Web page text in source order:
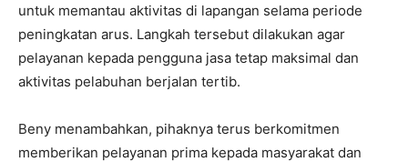
untuk memantau aktivitas di lapangan selama periode
peningkatan arus. Langkah tersebut dilakukan agar
pelayanan kepada pengguna jasa tetap maksimal dan
aktivitas pelabuhan berjalan tertib.
Beny menambahkan, pihaknya terus berkomitmen
memberikan pelayanan prima kepada masyarakat dan